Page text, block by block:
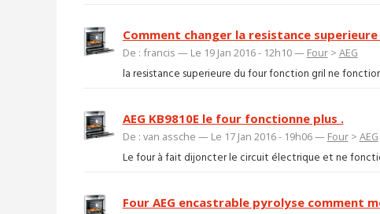
Comment changer la resistance
De : francis — Le 19 Jan 2016 - 12h10 — Four> AEG
la resistance superieure du four fonction gril ne
AEG KB9810E le four fonctionne plus .
De : van assche — Le 17 Jan 2016 - 19h06 — Four> AEG
Le four à fait dijoncter le circuit électrique et ne
Four AEG encastrable pyrolyse comment